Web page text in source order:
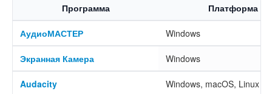
Программа Платформа
АудиоМАСТЕР Windows
Экранная Камера Windows
Audacity Windows, macOS, Linux